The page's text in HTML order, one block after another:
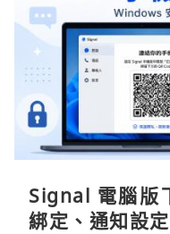
Signal 電腦版
綁定、通知設